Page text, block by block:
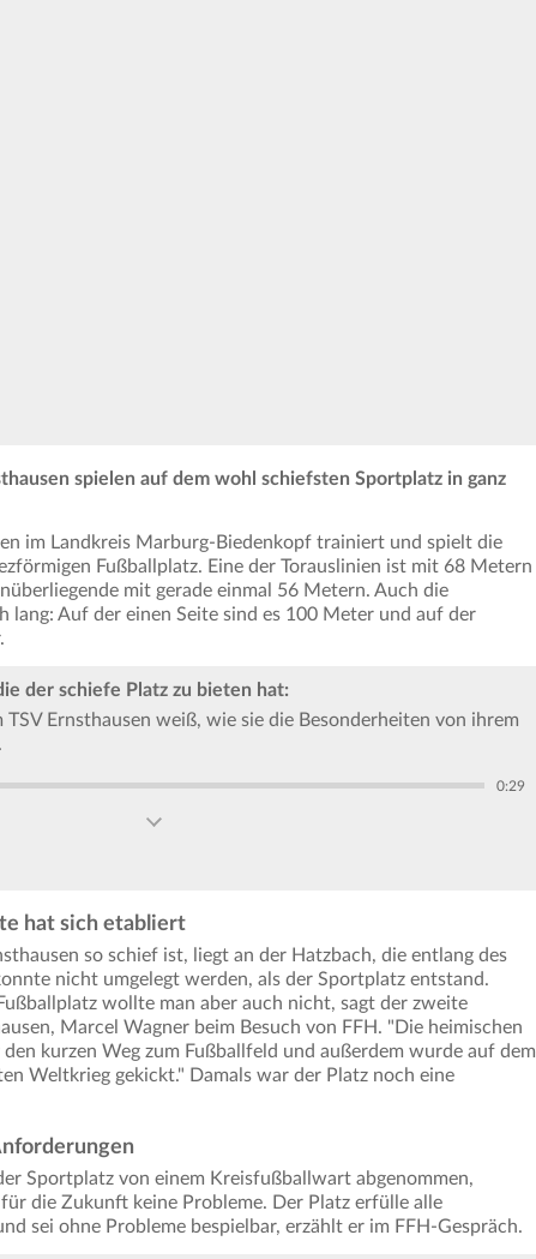
spielen auf dem wohl schiefsten Sportplatz in ganz
im Landkreis Marburg-Biedenkopf trainiert und spielt die
Fußballplatz. Eine der Torauslinien ist mit 68 Metern
mit gerade einmal 56 Metern. Auch die
lang: Auf der einen Seite sind es 100 Meter und auf der
der schiefe Platz zu bieten hat:
TSV Ernsthausen weiß, wie sie die Besonderheiten von ihrem
0:29
hat sich etabliert
so schief ist, liegt an der Hatzbach, die entlang des
nicht umgelegt werden, als der Sportplatz entstand.
wollte man aber auch nicht, sagt der zweite
Marcel Wagner beim Besuch von FFH. "Die heimischen
kurzen Weg zum Fußballfeld und außerdem wurde auf dem
Weltkrieg gekickt." Damals war der Platz noch eine
Sportplatz von einem Kreisfußballwart abgenommen,
die Zukunft keine Probleme. Der Platz erfülle alle
sei ohne Probleme bespielbar, erzählt er im FFH-Gespräch.